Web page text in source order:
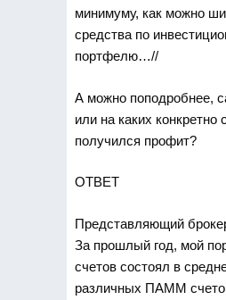
минимуму, как можно
средства по
портфелю…//
А можно поподробнее,
или на каких конкретно
получился профит?
ОТВЕТ
Представляющий
За прошлый год, мой
счетов состоял в
различных ПАММ